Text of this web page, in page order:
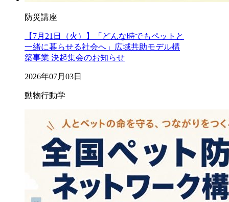
防災講座
【7月21日（火）】「どんな時でもペットと
一緒に暮らせる社会へ」広域共助モデル構
築事業 決起集会のお知らせ
2026年07月03日
動物行動学